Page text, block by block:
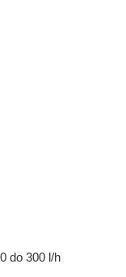
do 300 l/h